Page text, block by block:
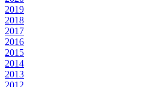
2019
2018
2017
2016
2015
2014
2013
2012